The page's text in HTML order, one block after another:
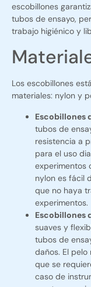
escobillones
tubos de ensayo,
trabajo higiénico y
Los escobillones
materiales: nylon y
Escobillones
tubos de
resistencia a
para el uso
experimentos
nylon es fácil
que no haya
experimentos.
Escobillones
suaves y
tubos de
daños. El
que se
caso de